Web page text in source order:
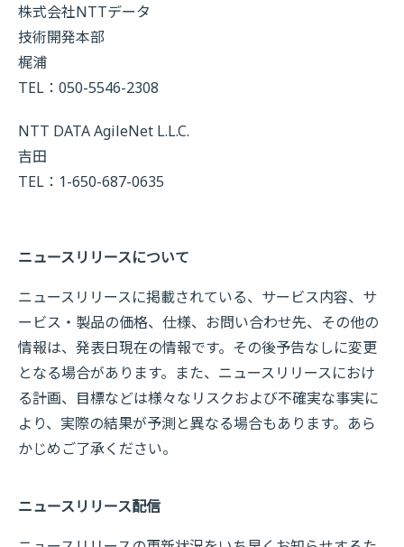
株式会社NTTデータ
技術開発本部
梶浦
TEL：050-5546-2308
NTT DATA AgileNet L.L.C.
吉田
TEL：1-650-687-0635
ニュースリリースについて
ニュースリリースに掲載されている、サービス内容、サ
ービス・製品の価格、仕様、お問い合わせ先、その他の
情報は、発表日現在の情報です。その後予告なしに変更
となる場合があります。また、ニュースリリースにおけ
る計画、目標などは様々なリスクおよび不確実な事実に
より、実際の結果が予測と異なる場合もあります。あら
かじめご了承ください。
ニュースリリース配信